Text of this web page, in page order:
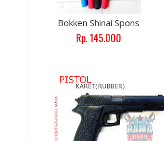
Bokken Shinai Spons
Rp. 145.000